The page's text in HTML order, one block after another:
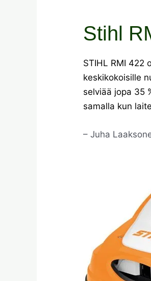
Stihl
STIHL RMI 422
keskikokoisille
selviää jopa 35
samalla kun
– Juha